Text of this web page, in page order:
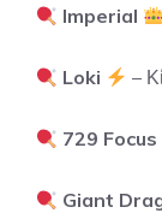
Imperial
Loki –
729 Focus
Giant